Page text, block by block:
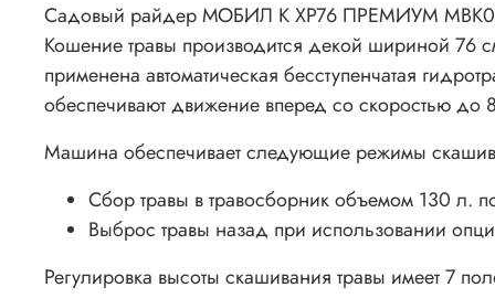
Садовый райдер МОБИЛ К XP76 ПРЕМИУМ
Кошение травы производится декой шириной 76
применена автоматическая бесступенчатая
обеспечивают движение вперед со скоростью
Машина обеспечивает следующие режимы
Сбор травы в травосборник объемом 130 л.
Выброс травы назад при использовании
Регулировка высоты скашивания травы имеет 7